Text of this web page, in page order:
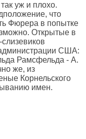
уж и плохо.
что
Фюрера в попытке
Открытые в
США:
Рамсфельда - A.
же, из
Корнельского
имен.